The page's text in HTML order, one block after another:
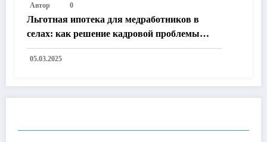
Автор 0
Льготная ипотека для медработников в
селах: как решение кадровой проблемы
улучшит жизнь в России
05.03.2025